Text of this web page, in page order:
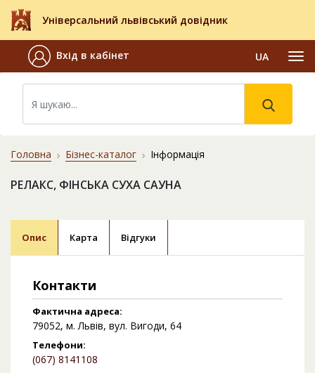
Універсальний львівський довідник
Вхід в кабінет UA
Головна Бізнес-каталог Інформація
РЕЛАКС, ФІНСЬКА СУХА САУНА
Опис Карта Відгуки
Контакти
Фактична адреса:
79052, м. Львів, вул. Вигоди, 64
Телефони:
(067) 8141108